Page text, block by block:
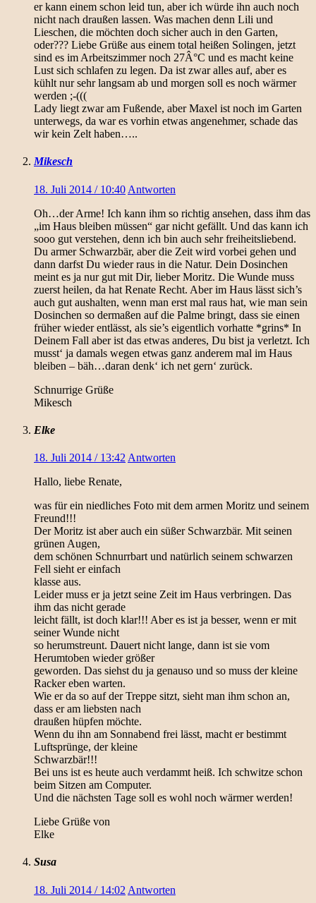
er kann einem schon leid tun, aber ich würde ihn auch noch
nicht nach draußen lassen. Was machen denn Lili und
Lieschen, die möchten doch sicher auch in den Garten,
oder??? Liebe Grüße aus einem total heißen Solingen, jetzt
sind es im Arbeitszimmer noch 27Â°C und es macht keine
Lust sich schlafen zu legen. Da ist zwar alles auf, aber es
kühlt nur sehr langsam ab und morgen soll es noch wärmer
werden ;-(((
Lady liegt zwar am Fußende, aber Maxel ist noch im Garten
unterwegs, da war es vorhin etwas angenehmer, schade das
wir kein Zelt haben…..
Mikesch
18. Juli 2014 / 10:40 Antworten
Oh…der Arme! Ich kann ihm so richtig ansehen, dass ihm das
„im Haus bleiben müssen“ gar nicht gefällt. Und das kann ich
sooo gut verstehen, denn ich bin auch sehr freiheitsliebend.
Du armer Schwarzbär, aber die Zeit wird vorbei gehen und
dann darfst Du wieder raus in die Natur. Dein Dosinchen
meint es ja nur gut mit Dir, lieber Moritz. Die Wunde muss
zuerst heilen, da hat Renate Recht. Aber im Haus lässt sich’s
auch gut aushalten, wenn man erst mal raus hat, wie man sein
Dosinchen so dermaßen auf die Palme bringt, dass sie einen
früher wieder entlässt, als sie’s eigentlich vorhatte *grins* In
Deinem Fall aber ist das etwas anderes, Du bist ja verletzt. Ich
musst‘ ja damals wegen etwas ganz anderem mal im Haus
bleiben – bäh…daran denk‘ ich net gern‘ zurück.
Schnurrige Grüße
Mikesch
Elke
18. Juli 2014 / 13:42 Antworten
Hallo, liebe Renate,
was für ein niedliches Foto mit dem armen Moritz und seinem
Freund!!!
Der Moritz ist aber auch ein süßer Schwarzbär. Mit seinen
grünen Augen,
dem schönen Schnurrbart und natürlich seinem schwarzen
Fell sieht er einfach
klasse aus.
Leider muss er ja jetzt seine Zeit im Haus verbringen. Das
ihm das nicht gerade
leicht fällt, ist doch klar!!! Aber es ist ja besser, wenn er mit
seiner Wunde nicht
so herumstreunt. Dauert nicht lange, dann ist sie vom
Herumtoben wieder größer
geworden. Das siehst du ja genauso und so muss der kleine
Racker eben warten.
Wie er da so auf der Treppe sitzt, sieht man ihm schon an,
dass er am liebsten nach
draußen hüpfen möchte.
Wenn du ihn am Sonnabend frei lässt, macht er bestimmt
Luftsprünge, der kleine
Schwarzbär!!!
Bei uns ist es heute auch verdammt heiß. Ich schwitze schon
beim Sitzen am Computer.
Und die nächsten Tage soll es wohl noch wärmer werden!
Liebe Grüße von
Elke
Susa
18. Juli 2014 / 14:02 Antworten